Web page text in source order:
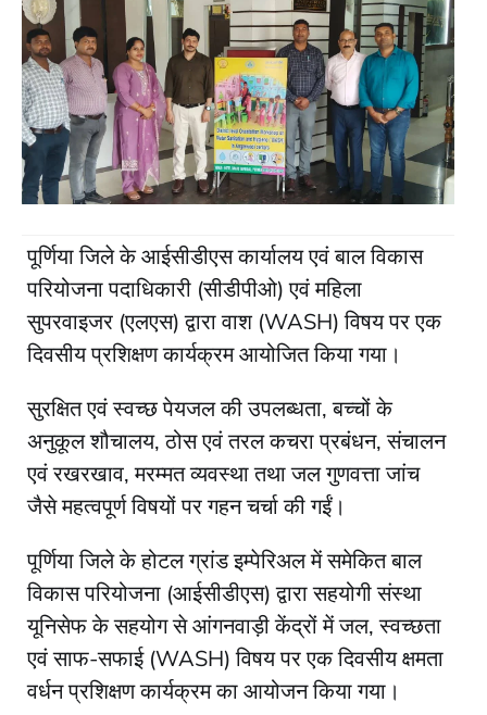
पूर्णिया जिले के आईसीडीएस कार्यालय एवं बाल विकास
परियोजना पदाधिकारी (सीडीपीओ) एवं महिला
सुपरवाइजर (एलएस) द्वारा वाश (WASH) विषय पर एक
दिवसीय प्रशिक्षण कार्यक्रम आयोजित किया गया।
सुरक्षित एवं स्वच्छ पेयजल की उपलब्धता, बच्चों के
अनुकूल शौचालय, ठोस एवं तरल कचरा प्रबंधन, संचालन
एवं रखरखाव, मरम्मत व्यवस्था तथा जल गुणवत्ता जांच
जैसे महत्वपूर्ण विषयों पर गहन चर्चा की गईं।
पूर्णिया जिले के होटल ग्रांड इम्पेरिअल में समेकित बाल
विकास परियोजना (आईसीडीएस) द्वारा सहयोगी संस्था
यूनिसेफ के सहयोग से आंगनवाड़ी केंद्रों में जल, स्वच्छता
एवं साफ-सफाई (WASH) विषय पर एक दिवसीय क्षमता
वर्धन प्रशिक्षण कार्यक्रम का आयोजन किया गया।